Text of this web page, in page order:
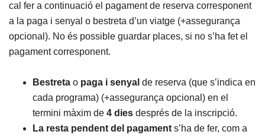
cal fer a continuació el pagament de reserva corresponent
a la paga i senyal o bestreta d’un viatge (+assegurança
opcional). No és possible guardar places, si no s’ha fet el
pagament corresponent.
Bestreta o paga i senyal de reserva (que s’indica en
cada programa) (+assegurança opcional) en el
termini màxim de 4 dies després de la inscripció.
La resta pendent del pagament s’ha de fer, com a